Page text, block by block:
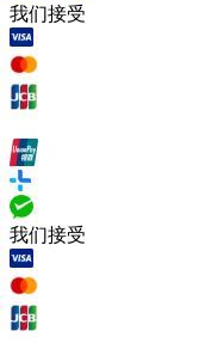
我们接受
我们接受